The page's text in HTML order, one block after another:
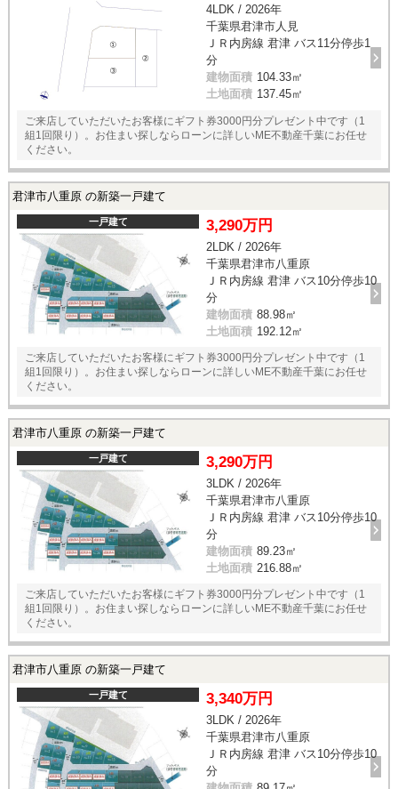
4LDK / 2026年
千葉県君津市人見
ＪＲ内房線 君津 バス11分停歩1
分
建物面積 104.33㎡
土地面積 137.45㎡
ご来店していただいたお客様にギフト券3000円分プレゼント中です（1
組1回限り）。お住まい探しならローンに詳しいME不動産千葉にお任せ
ください。
君津市八重原 の新築一戸建て
一戸建て 3,290万円
2LDK / 2026年
千葉県君津市八重原
ＪＲ内房線 君津 バス10分停歩10
分
建物面積 88.98㎡
土地面積 192.12㎡
ご来店していただいたお客様にギフト券3000円分プレゼント中です（1
組1回限り）。お住まい探しならローンに詳しいME不動産千葉にお任せ
ください。
君津市八重原 の新築一戸建て
一戸建て 3,290万円
3LDK / 2026年
千葉県君津市八重原
ＪＲ内房線 君津 バス10分停歩10
分
建物面積 89.23㎡
土地面積 216.88㎡
ご来店していただいたお客様にギフト券3000円分プレゼント中です（1
組1回限り）。お住まい探しならローンに詳しいME不動産千葉にお任せ
ください。
君津市八重原 の新築一戸建て
一戸建て 3,340万円
3LDK / 2026年
千葉県君津市八重原
ＪＲ内房線 君津 バス10分停歩10
分